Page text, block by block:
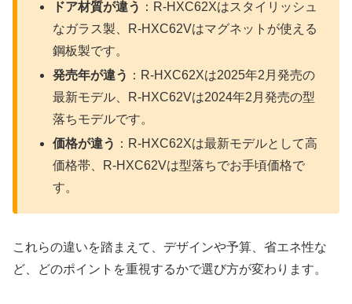
ドア材質が違う ：R-HXC62Xはスタイリッシュ
なガラス製、R-HXC62Vはマグネットが使える
鋼板製です。
発売年が違う ：R-HXC62Xは2025年2月発売の
最新モデル、R-HXC62Vは2024年2月発売の型
落ちモデルです。
価格が違う ：R-HXC62Xは最新モデルとして高
価格帯、R-HXC62Vは型落ちでお手頃価格で
す。
これらの違いを踏まえて、デザインや予算、省エネ性な
ど、どのポイントを重視するかで選び方が変わります。